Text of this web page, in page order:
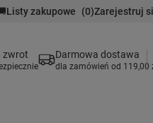
Listy zakupowe (0)Zarejestruj
zwrot Darmowa dostawa
dla zamówień od 119,00